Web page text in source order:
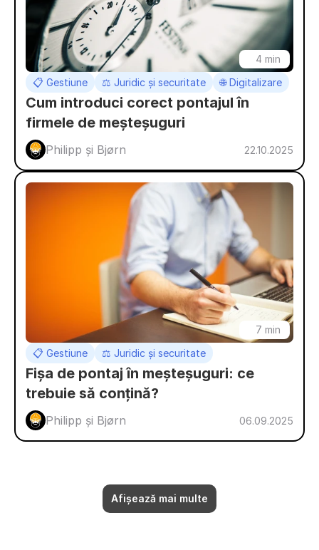
4 min
📋 Gestiune
⚖️ Juridic și securitate 🌐 Digitalizare
Cum introduci corect pontajul în
firmele de meșteșuguri
Philipp și Bjørn 22.10.2025
7 min
📋 Gestiune
⚖️ Juridic și securitate
Fișa de pontaj în meșteșuguri: ce
trebuie să conțină?
Philipp și Bjørn 06.09.2025
Afișează mai multe